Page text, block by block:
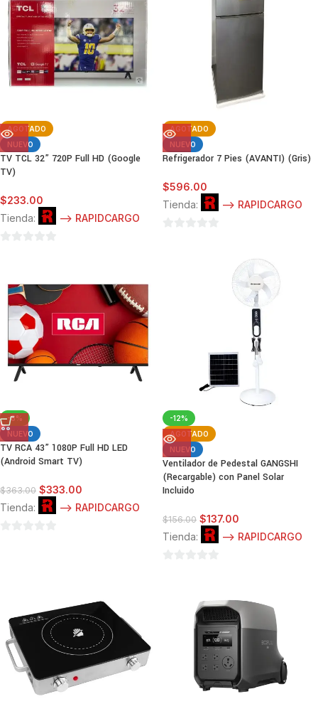
AGOTADO
NUEVO
TV TCL 32” 720P Full HD (Google
TV)
$233.00
Tienda:
--> RAPIDCARGO
AGOTADO
NUEVO
Refrigerador 7 Pies (AVANTI) (Gris)
$596.00
Tienda:
--> RAPIDCARGO
-8%
NUEVO
TV RCA 43” 1080P Full HD LED
(Android Smart TV)
$363.00 $333.00
Tienda:
--> RAPIDCARGO
-12%
AGOTADO
NUEVO
Ventilador de Pedestal GANGSHI
(Recargable) con Panel Solar
Incluido
$156.00 $137.00
Tienda:
--> RAPIDCARGO